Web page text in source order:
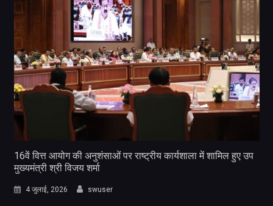
16वें वित्त आयोग की अनुशंसाओं पर राष्ट्रीय कार्यशाला में शामिल हुए उप
मुख्यमंत्री श्री विजय शर्मा
4 जुलाई, 2026 swuser